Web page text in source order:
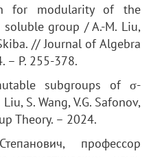
for modularity of the
group / A.-M. Liu,
// Journal of Algebra
– P. 255-378.
subgroups of σ-
S. Wang, V.G. Safonov,
Theory. – 2024.
профессор